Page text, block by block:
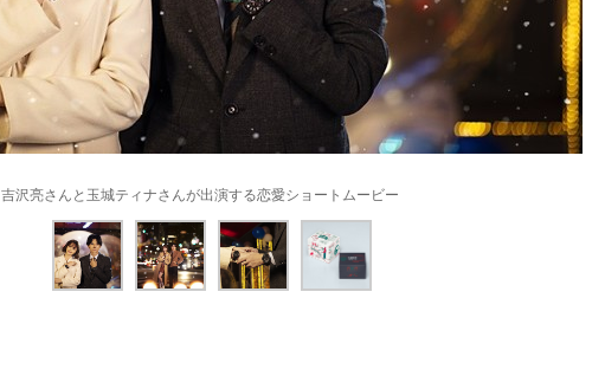
吉沢亮さんと玉城ティナさんが出演する恋愛ショートムービー